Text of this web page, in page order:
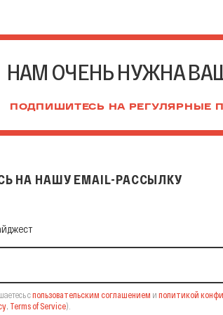
НАМ ОЧЕНЬ НУЖНА
ПОДПИШИТЕСЬ НА РЕГУЛЯРНЫЕ
НА НАШУ EMAIL-РАССЫЛКУ
Email-рассылку
спользовательским соглашением и политикой
, Terms of Service).